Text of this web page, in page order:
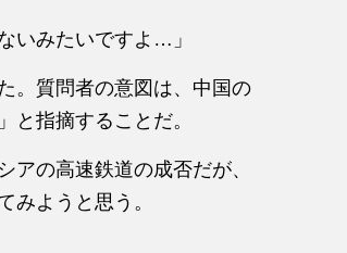
いみたいですよ…」
。質問者の意図は、中国の
と指摘することだ。
アの高速鉄道の成否だが、
みようと思う。